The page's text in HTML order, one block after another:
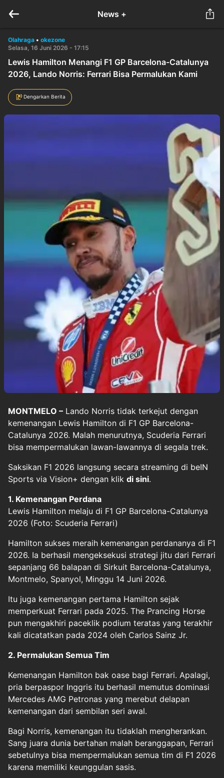
News +
Olahraga • okezone
Selasa, 16 Juni 2026 - 17:15
Lewis Hamilton Menangi F1 GP Barcelona-Catalunya
2026, Lando Norris: Ferrari Bisa Permalukan Kami
Dengarkan Berita
MONTMELO – Lando Norris tidak terkejut dengan
kemenangan Lewis Hamilton di F1 GP Barcelona-
Catalunya 2026. Malah menurutnya, Scuderia Ferrari
bisa mempermalukan lawan-lawannya di segala trek.
Saksikan F1 2026 langsung secara streaming di beIN
Sports via Vision+ dengan klik di sini.
1. Kemenangan Perdana
Lewis Hamilton melaju di F1 GP Barcelona-Catalunya
2026 (Foto: Scuderia Ferrari)
Hamilton sukses meraih kemenangan perdananya di F1
2026. Ia berhasil mengeksekusi strategi jitu dari Ferrari
sepanjang 66 balapan di Sirkuit Barcelona-Catalunya,
Montmelo, Spanyol, Minggu 14 Juni 2026.
Itu juga kemenangan pertama Hamilton sejak
memperkuat Ferrari pada 2025. The Prancing Horse
pun mengakhiri paceklik podium teratas yang terakhir
kali dicatatkan pada 2024 oleh Carlos Sainz Jr.
2. Permalukan Semua Tim
Kemenangan Hamilton bak oase bagi Ferrari. Apalagi,
pria berpaspor Inggris itu berhasil memutus dominasi
Mercedes AMG Petronas yang merebut delapan
kemenangan dari sembilan seri awal.
Bagi Norris, kemenangan itu tidaklah mengherankan.
Sang juara dunia bertahan malah beranggapan, Ferrari
sebetulnya bisa mempermalukan semua tim di F1 2026
karena memiliki keunggulan sasis.